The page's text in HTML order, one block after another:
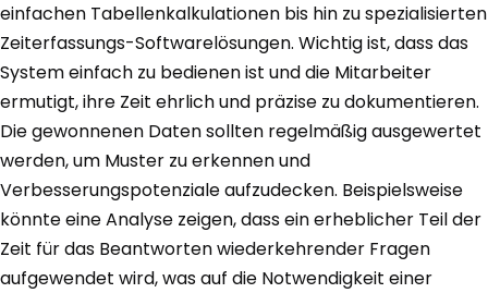
einfachen Tabellenkalkulationen bis hin zu spezialisierten
Zeiterfassungs-Softwarelösungen. Wichtig ist, dass das
System einfach zu bedienen ist und die Mitarbeiter
ermutigt, ihre Zeit ehrlich und präzise zu dokumentieren.
Die gewonnenen Daten sollten regelmäßig ausgewertet
werden, um Muster zu erkennen und
Verbesserungspotenziale aufzudecken. Beispielsweise
könnte eine Analyse zeigen, dass ein erheblicher Teil der
Zeit für das Beantworten wiederkehrender Fragen
aufgewendet wird, was auf die Notwendigkeit einer